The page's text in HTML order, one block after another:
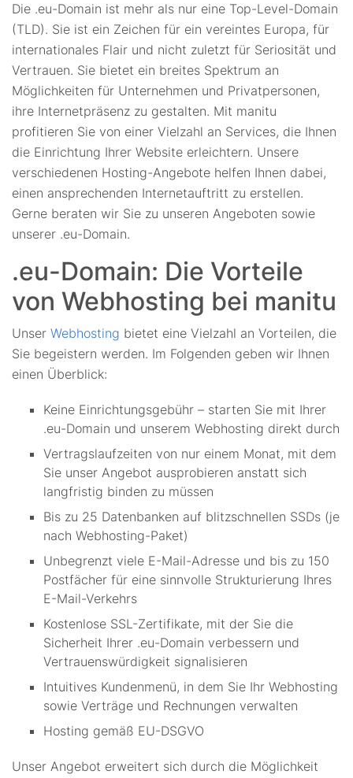
Die .eu-Domain ist mehr als nur eine Top-Level-Domain
(TLD). Sie ist ein Zeichen für ein vereintes Europa, für
internationales Flair und nicht zuletzt für Seriosität und
Vertrauen. Sie bietet ein breites Spektrum an
Möglichkeiten für Unternehmen und Privatpersonen,
ihre Internetpräsenz zu gestalten. Mit manitu
profitieren Sie von einer Vielzahl an Services, die Ihnen
die Einrichtung Ihrer Website erleichtern. Unsere
verschiedenen Hosting-Angebote helfen Ihnen dabei,
einen ansprechenden Internetauftritt zu erstellen.
Gerne beraten wir Sie zu unseren Angeboten sowie
unserer .eu-Domain.
.eu-Domain: Die Vorteile
von Webhosting bei manitu
Unser Webhosting bietet eine Vielzahl an Vorteilen, die
Sie begeistern werden. Im Folgenden geben wir Ihnen
einen Überblick:
Keine Einrichtungsgebühr – starten Sie mit Ihrer
.eu-Domain und unserem Webhosting direkt durch
Vertragslaufzeiten von nur einem Monat, mit dem
Sie unser Angebot ausprobieren anstatt sich
langfristig binden zu müssen
Bis zu 25 Datenbanken auf blitzschnellen SSDs (je
nach Webhosting-Paket)
Unbegrenzt viele E-Mail-Adresse und bis zu 150
Postfächer für eine sinnvolle Strukturierung Ihres
E-Mail-Verkehrs
Kostenlose SSL-Zertifikate, mit der Sie die
Sicherheit Ihrer .eu-Domain verbessern und
Vertrauenswürdigkeit signalisieren
Intuitives Kundenmenü, in dem Sie Ihr Webhosting
sowie Verträge und Rechnungen verwalten
Hosting gemäß EU-DSGVO
Unser Angebot erweitert sich durch die Möglichkeit